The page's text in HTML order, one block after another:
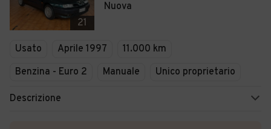
21
Nuova
Usato Aprile 1997
11.000 km
Benzina - Euro 2
Manuale Unico proprietario
Descrizione